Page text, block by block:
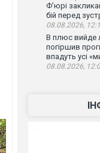
Ф’юрі
бій перед
08.08.2026,
В плюс вийде
погіршив
впадуть усі
08.08.2026,